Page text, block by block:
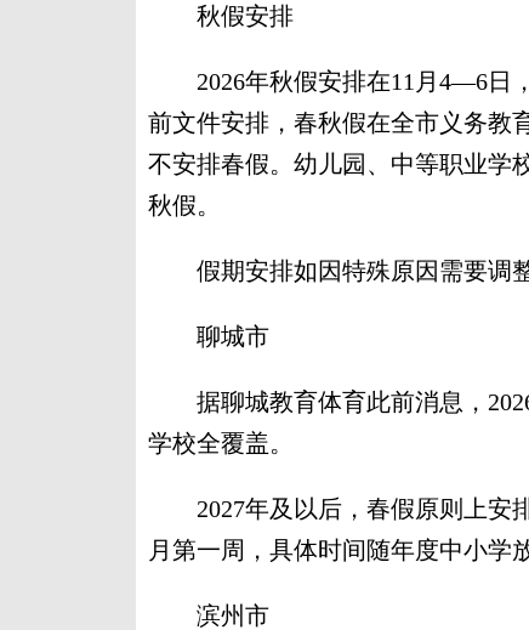
秋假安排
2026年秋假安排在11月4—6日，
前文件安排，春秋假在全市义务教
不安排春假。幼儿园、中等职业学
秋假。
假期安排如因特殊原因需要调整
聊城市
据聊城教育体育此前消息，
学校全覆盖。
2027年及以后，春假原则上安
月第一周，具体时间随年度中小学
滨州市